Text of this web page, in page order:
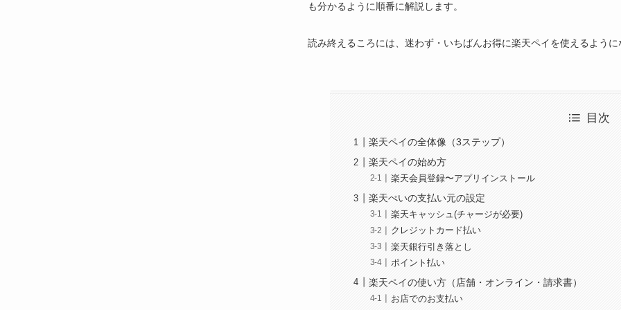
も分かるように順番に解説します。
読み終えるころには、迷わず・いちばんお得に楽天ペイを使えるように
目次
楽天ペイの全体像（3ステップ）
楽天ペイの始め方
楽天会員登録〜アプリインストール
楽天ぺいの支払い元の設定
楽天キャッシュ(チャージが必要)
クレジットカード払い
楽天銀行引き落とし
ポイント払い
楽天ペイの使い方（店舗・オンライン・請求書）
お店でのお支払い